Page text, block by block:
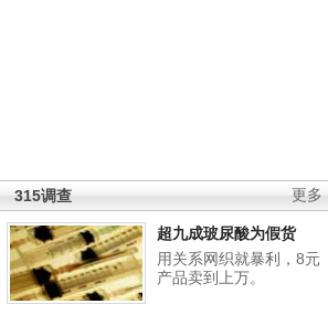
更多
315调查
超九成玻尿酸为假货
用关系网织就暴利，8元
产品卖到上万。